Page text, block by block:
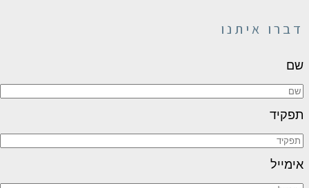
דברו איתנו
שם
תפקיד
אימייל